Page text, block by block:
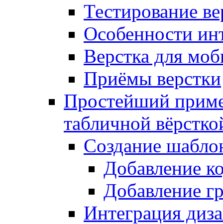
Тестирование
Особенности
Верстка для
Приёмы верстки
Простейший
табличной
Создание
Добавление
Добавление
Интеграция